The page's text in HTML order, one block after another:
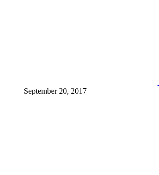
September 20, 2017